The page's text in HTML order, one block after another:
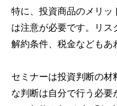
特に、投資商品のメリッ
は注意が必要です。リス
解約条件、税金などもあ
セミナーは投資判断の材
な判断は自分で行う必要